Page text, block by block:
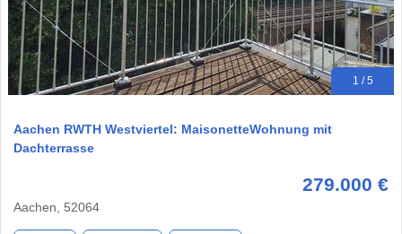
1 / 5
Aachen RWTH Westviertel: MaisonetteWohnung mit
Dachterrasse
279.000 €
Aachen, 52064